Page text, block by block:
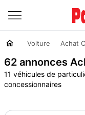
Voiture Achat
62 annonces
11 véhicules de
concessionnaires